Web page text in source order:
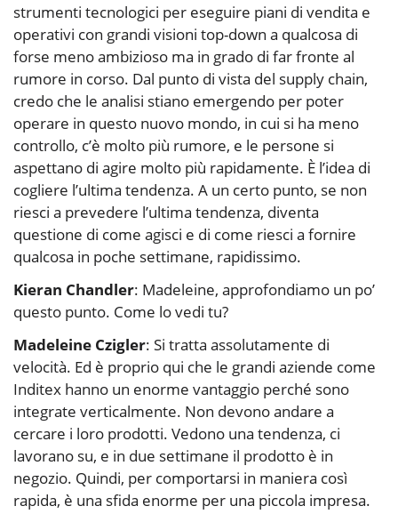
strumenti tecnologici per eseguire piani di vendita e
operativi con grandi visioni top-down a qualcosa di
forse meno ambizioso ma in grado di far fronte al
rumore in corso. Dal punto di vista del supply chain,
credo che le analisi stiano emergendo per poter
operare in questo nuovo mondo, in cui si ha meno
controllo, c’è molto più rumore, e le persone si
aspettano di agire molto più rapidamente. È l’idea di
cogliere l’ultima tendenza. A un certo punto, se non
riesci a prevedere l’ultima tendenza, diventa
questione di come agisci e di come riesci a fornire
qualcosa in poche settimane, rapidissimo.
Kieran Chandler: Madeleine, approfondiamo un po’
questo punto. Come lo vedi tu?
Madeleine Czigler: Si tratta assolutamente di
velocità. Ed è proprio qui che le grandi aziende come
Inditex hanno un enorme vantaggio perché sono
integrate verticalmente. Non devono andare a
cercare i loro prodotti. Vedono una tendenza, ci
lavorano su, e in due settimane il prodotto è in
negozio. Quindi, per comportarsi in maniera così
rapida, è una sfida enorme per una piccola impresa.